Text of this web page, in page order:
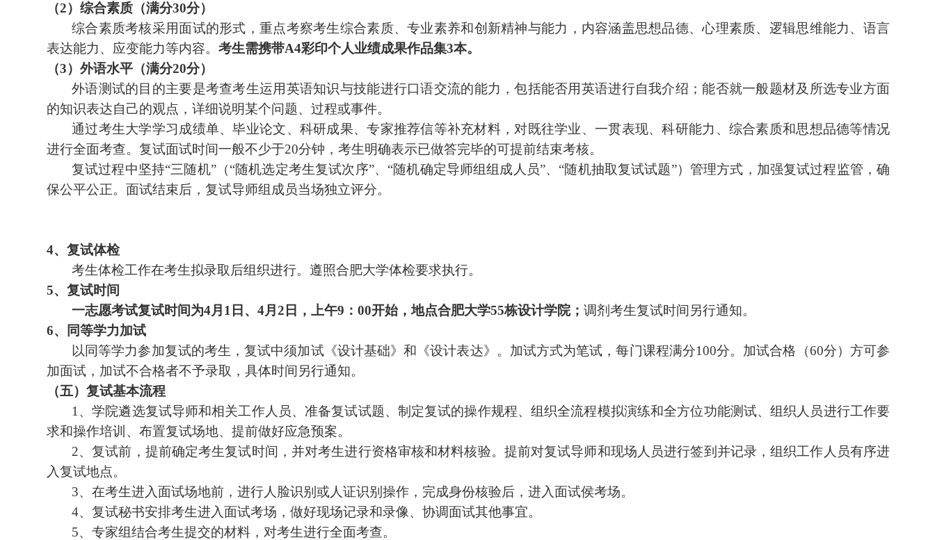
（2）综合素质（满分30分）
综合素质考核采用面试的形式， 重点考察考生综合素质、专业素养和创新精神与能力，内容涵盖思想品德、心理素质、逻辑思维能力、语言
表达能力、应变能力等内容。 考生需携带A4彩印个人业绩成果作品集3本。
（3）外语水平（满分20分）
外语测试的目的主要是考查考生运用英语知识与技能进行口语交流的能力，包括能否用英语进行自我介绍；能否就一般题材及所选专业方面
的知识表达自己的观点，详细说明某个问题、 过程或事件。
通过考生大学学习成绩单、毕业论文、科研成果、专家推荐信等补充材料，对既往学业、一贯表现、科研能力、综合素质和思想品德等情况
进行全面考查。复试面试时间一般不少于20分钟，考生明确表示已做答完毕的可提前结束考核。
复试过程中坚持“三随机”（“随机选定考生复试次序”、 “随机确定导师组组成人员”、 “随机抽取复试试题”） 管理方式，加强复试过程监管，确
保公平公正。面试结束后，复试导师组成员当场独立评分。
4、 复试体检
考生体检工作在考生拟录取后组织进行。遵照合肥大学体检要求执行。
5、 复试时间
一志愿考试复试时间为4月 1 日、 4月 2 日，上午9 ： 00开始，地点合肥大学55栋设计学院； 调剂考生复试时间另行通知。
6、
同等学力加试
以同等学力参加复试的考生，复试中须加试 《设计基础》和《设计表达》 。加试方式为笔试，每门课程满分100分。加试合格（60分）方可参
加面试 ， 加试不合格者不予录取，具体时间另行通知。
（五）复试基本流程
1 、学院遴选复试导师和相关工作人员、准备复试试题、制定复试的操作规程、组织全流程模拟演练和全方位功能测试、组织人员进行工作要
求和操作培训、布置复试场地、提前做好应急预案。
2、复试前，提前确定考生复试时间，并对考生进行资格审核和材料核验。提前对复试导师和现场人员进行签到并记录，组织工作人员有序进
入复试地点。
3、 在考生进入面试场地前，进行人脸识别或人证识别操作，完成身份核验后，进入面试侯考场。
4、 复试秘书安排考生进入面试考场，做好现场记录和录像、协调面试其他事宜。
5、 专家组结合考生提交的材料，对考生进行全面考查。